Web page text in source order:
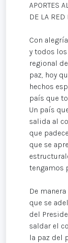
APORTES
DE LA RED
Con
y todos
regional
paz, hoy
hechos
país que
Un país
salida al
que
que se
tengamos
De
que se
del
saldar el
la paz del